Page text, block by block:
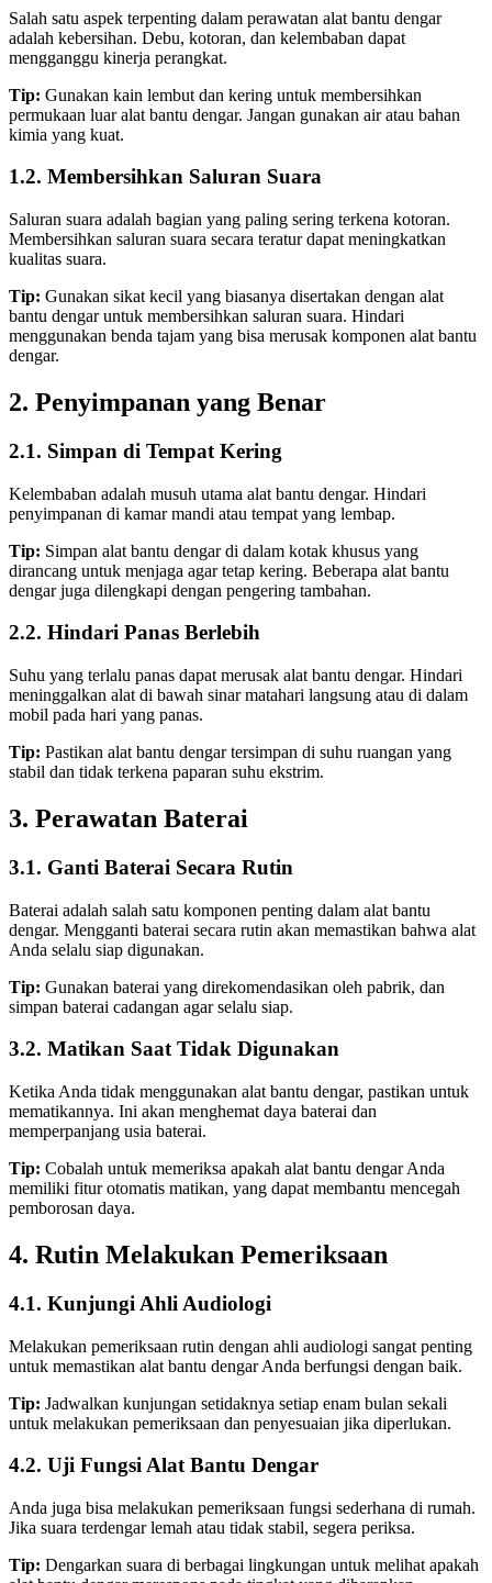
Salah satu aspek terpenting dalam perawatan alat bantu dengar
adalah kebersihan. Debu, kotoran, dan kelembaban dapat
mengganggu kinerja perangkat.
Tip: Gunakan kain lembut dan kering untuk membersihkan
permukaan luar alat bantu dengar. Jangan gunakan air atau bahan
kimia yang kuat.
1.2. Membersihkan Saluran Suara
Saluran suara adalah bagian yang paling sering terkena kotoran.
Membersihkan saluran suara secara teratur dapat meningkatkan
kualitas suara.
Tip: Gunakan sikat kecil yang biasanya disertakan dengan alat
bantu dengar untuk membersihkan saluran suara. Hindari
menggunakan benda tajam yang bisa merusak komponen alat bantu
dengar.
2. Penyimpanan yang Benar
2.1. Simpan di Tempat Kering
Kelembaban adalah musuh utama alat bantu dengar. Hindari
penyimpanan di kamar mandi atau tempat yang lembap.
Tip: Simpan alat bantu dengar di dalam kotak khusus yang
dirancang untuk menjaga agar tetap kering. Beberapa alat bantu
dengar juga dilengkapi dengan pengering tambahan.
2.2. Hindari Panas Berlebih
Suhu yang terlalu panas dapat merusak alat bantu dengar. Hindari
meninggalkan alat di bawah sinar matahari langsung atau di dalam
mobil pada hari yang panas.
Tip: Pastikan alat bantu dengar tersimpan di suhu ruangan yang
stabil dan tidak terkena paparan suhu ekstrim.
3. Perawatan Baterai
3.1. Ganti Baterai Secara Rutin
Baterai adalah salah satu komponen penting dalam alat bantu
dengar. Mengganti baterai secara rutin akan memastikan bahwa alat
Anda selalu siap digunakan.
Tip: Gunakan baterai yang direkomendasikan oleh pabrik, dan
simpan baterai cadangan agar selalu siap.
3.2. Matikan Saat Tidak Digunakan
Ketika Anda tidak menggunakan alat bantu dengar, pastikan untuk
mematikannya. Ini akan menghemat daya baterai dan
memperpanjang usia baterai.
Tip: Cobalah untuk memeriksa apakah alat bantu dengar Anda
memiliki fitur otomatis matikan, yang dapat membantu mencegah
pemborosan daya.
4. Rutin Melakukan Pemeriksaan
4.1. Kunjungi Ahli Audiologi
Melakukan pemeriksaan rutin dengan ahli audiologi sangat penting
untuk memastikan alat bantu dengar Anda berfungsi dengan baik.
Tip: Jadwalkan kunjungan setidaknya setiap enam bulan sekali
untuk melakukan pemeriksaan dan penyesuaian jika diperlukan.
4.2. Uji Fungsi Alat Bantu Dengar
Anda juga bisa melakukan pemeriksaan fungsi sederhana di rumah.
Jika suara terdengar lemah atau tidak stabil, segera periksa.
Tip: Dengarkan suara di berbagai lingkungan untuk melihat apakah